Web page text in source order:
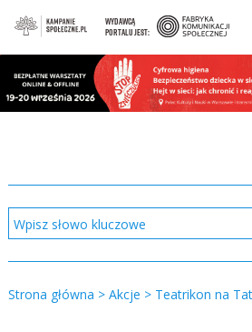
WYDAWCĄ
PORTALU JEST:
Strona główna > Akcje > Teatrikon na